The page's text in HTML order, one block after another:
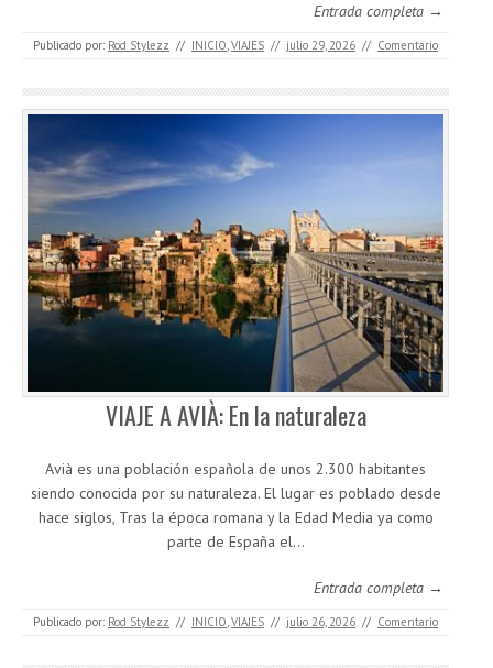
Entrada completa →
Publicado por: Rod Stylezz // INICIO,VIAJES // julio 29, 2026 // Comentario
VIAJE A AVIÀ: En la naturaleza
Avià es una población española de unos 2.300 habitantes
siendo conocida por su naturaleza. El lugar es poblado desde
hace siglos, Tras la época romana y la Edad Media ya como
parte de España el…
Entrada completa →
Publicado por: Rod Stylezz // INICIO,VIAJES // julio 26, 2026 // Comentario